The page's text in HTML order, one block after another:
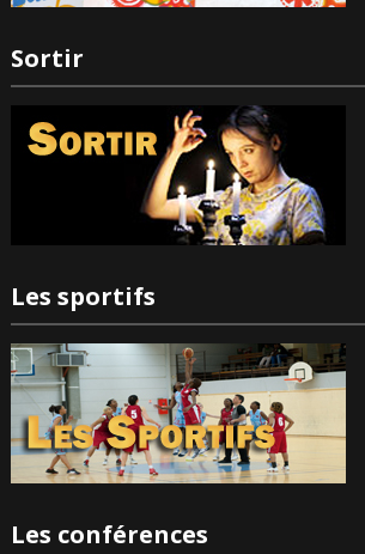
Sortir
Les sportifs
Les conférences